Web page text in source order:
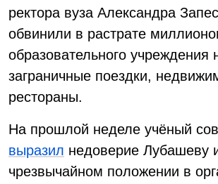
ректора вуза Александра
обвинили в растрате
образовательного учреждения
заграничные поездки,
рестораны.
На прошлой неделе учёный
выразил недоверие Лубашеву
чрезвычайном положении в